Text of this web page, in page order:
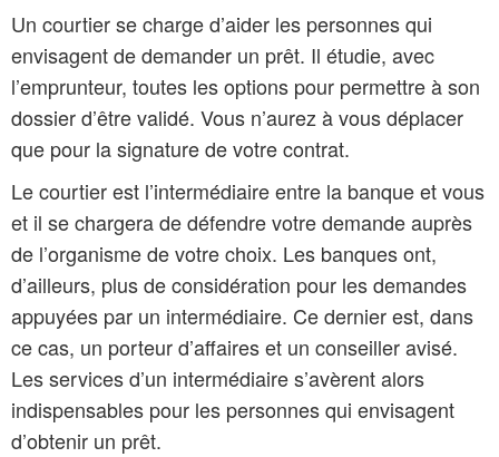
Un courtier se charge d’aider les personnes qui
envisagent de demander un prêt. Il étudie, avec
l’emprunteur, toutes les options pour permettre à son
dossier d’être validé. Vous n’aurez à vous déplacer
que pour la signature de votre contrat.
Le courtier est l’intermédiaire entre la banque et vous
et il se chargera de défendre votre demande auprès
de l’organisme de votre choix. Les banques ont,
d’ailleurs, plus de considération pour les demandes
appuyées par un intermédiaire. Ce dernier est, dans
ce cas, un porteur d’affaires et un conseiller avisé.
Les services d’un intermédiaire s’avèrent alors
indispensables pour les personnes qui envisagent
d’obtenir un prêt.